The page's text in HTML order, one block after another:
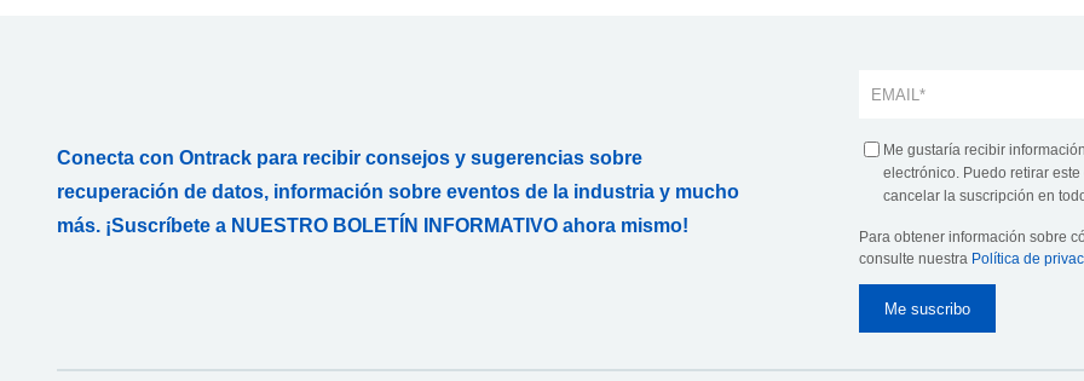
Conecta con Ontrack para recibir consejos y sugerencias sobre
recuperación de datos, información sobre eventos de la industria y mucho
más. ¡Suscríbete a NUESTRO BOLETÍN INFORMATIVO ahora mismo!
Me gustaría recibir
electrónico. Puedo retirar
cancelar la suscripción en
Para obtener información sobre
consulte nuestra Política de